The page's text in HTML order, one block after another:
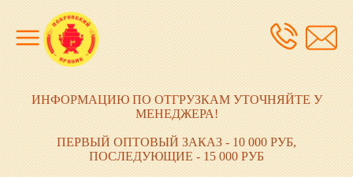
ИНФОРМАЦИЮ ПО ОТГРУЗКАМ УТОЧНЯЙТЕ У
МЕНЕДЖЕРА!
ПЕРВЫЙ ОПТОВЫЙ ЗАКАЗ - 10 000 РУБ,
ПОСЛЕДУЮЩИЕ - 15 000 РУБ